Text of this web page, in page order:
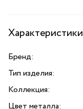
Характеристики
Бренд:
Тип изделия:
Коллекция:
Цвет металла: